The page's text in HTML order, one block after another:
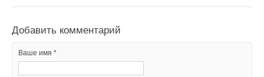
Добавить комментарий
Ваше имя *
Ваш E-mail *